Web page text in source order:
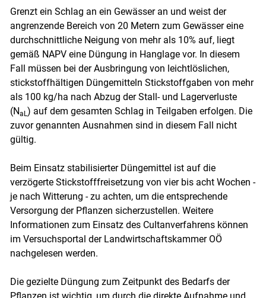
Grenzt ein Schlag an ein Gewässer an und weist der
angrenzende Bereich von 20 Metern zum Gewässer eine
durchschnittliche Neigung von mehr als 10% auf, liegt
gemäß NAPV eine Düngung in Hanglage vor. In diesem
Fall müssen bei der Ausbringung von leichtlöslichen,
stickstoffhältigen Düngemitteln Stickstoffgaben von mehr
als 100 kg/ha nach Abzug der Stall- und Lagerverluste
(NaL) auf dem gesamten Schlag in Teilgaben erfolgen. Die
zuvor genannten Ausnahmen sind in diesem Fall nicht
gültig.
Beim Einsatz stabilisierter Düngemittel ist auf die
verzögerte Stickstofffreisetzung von vier bis acht Wochen -
je nach Witterung - zu achten, um die entsprechende
Versorgung der Pflanzen sicherzustellen. Weitere
Informationen zum Einsatz des Cultanverfahrens können
im Versuchsportal der Landwirtschaftskammer OÖ
nachgelesen werden.
Die gezielte Düngung zum Zeitpunkt des Bedarfs der